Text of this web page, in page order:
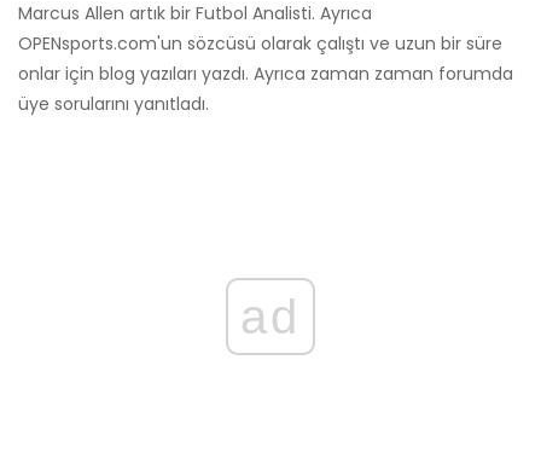
Marcus Allen artık bir Futbol Analisti. Ayrıca
OPENsports.com'un sözcüsü olarak çalıştı ve uzun bir süre
onlar için blog yazıları yazdı. Ayrıca zaman zaman forumda
üye sorularını yanıtladı.
ad